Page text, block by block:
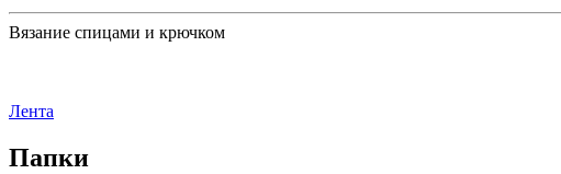
Вязание спицами и крючком
Лента
Папки